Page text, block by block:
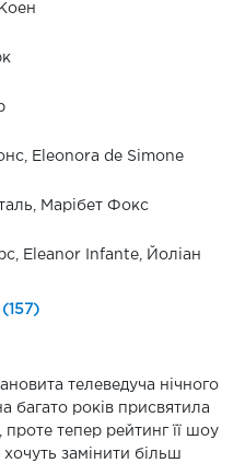
Eleonora de Simone
Марібет Фокс
Eleanor Infante, Йоліан
телеведуча нічного
багато років присвятила
проте тепер рейтинг її шоу
замінити більш